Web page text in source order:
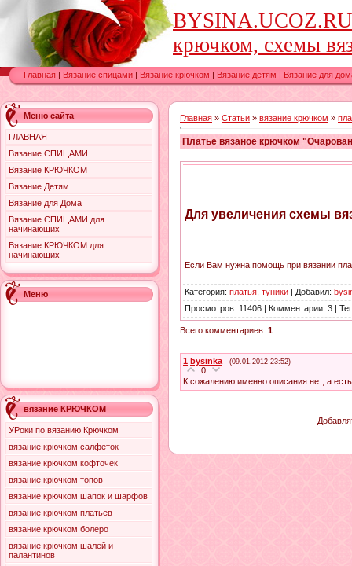
крючком, схемы
Главная | Вязание спицами | Вязание крючком | Вязание детям | Вязание для
Меню сайта
ГЛАВНАЯ
Вязание СПИЦАМИ
Вязание КРЮЧКОМ
Вязание Детям
Вязание для Дома
Вязание СПИЦАМИ для
начинающих
Вязание КРЮЧКОМ для
начинающих
Меню
вязание КРЮЧКОМ
УРоки по вязанию Крючком
вязание крючком салфеток
вязание крючком кофточек
вязание крючком топов
вязание крючком шапок и шарфов
вязание крючком платьев
вязание крючком болеро
вязание крючком шалей и
палантинов
Главная » Статьи » вязание крючком »
Платье вязаное крючком
Для увеличения схемы
Если Вам нужна помощь при вязании
Категория: платья, туники | Добавил:
Просмотров: 11406 | Комментарии: 3 |
Всего комментариев: 1
1 bysinka (09.01.2012 23:52)
0
К сожалению именно описания нет, а